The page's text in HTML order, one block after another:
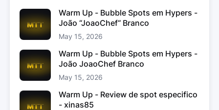
Warm Up - Bubble Spots em Hypers -
João “JoaoChef“ Branco
May 15, 2026
Warm Up - Bubble Spots em Hypers -
João JoaoChef Branco
May 15, 2026
Warm Up - Review de spot especifico
- xinas85